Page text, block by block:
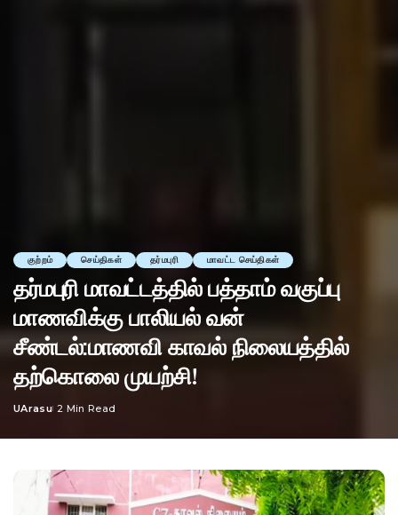
குற்றம் செய்திகள் தர்மபுரி மாவட்ட செய்திகள்
தர்மபுரி மாவட்டத்தில் பத்தாம் வகுப்பு
மாணவிக்கு பாலியல் வன்
சீண்டல்:மாணவி காவல் நிலையத்தில்
தற்கொலை முயற்சி!
Posted
UArasu 2 Min Read